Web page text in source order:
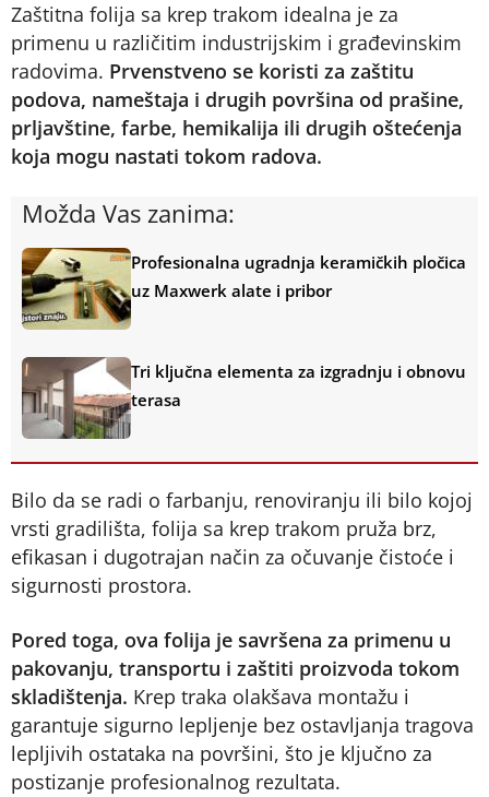
Zaštitna folija sa krep trakom idealna je za
primenu u različitim industrijskim i građevinskim
radovima. Prvenstveno se koristi za zaštitu
podova, nameštaja i drugih površina od prašine,
prljavštine, farbe, hemikalija ili drugih oštećenja
koja mogu nastati tokom radova.
Možda Vas zanima:
Profesionalna ugradnja keramičkih pločica
uz Maxwerk alate i pribor
Tri ključna elementa za izgradnju i obnovu
terasa
Bilo da se radi o farbanju, renoviranju ili bilo kojoj
vrsti gradilišta, folija sa krep trakom pruža brz,
efikasan i dugotrajan način za očuvanje čistoće i
sigurnosti prostora.
Pored toga, ova folija je savršena za primenu u
pakovanju, transportu i zaštiti proizvoda tokom
skladištenja. Krep traka olakšava montažu i
garantuje sigurno lepljenje bez ostavljanja tragova
lepljivih ostataka na površini, što je ključno za
postizanje profesionalnog rezultata.